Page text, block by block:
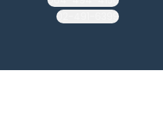
02-491-6399